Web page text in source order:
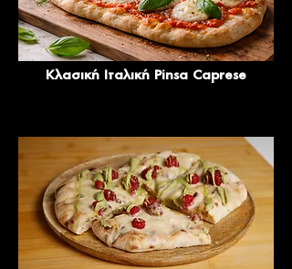
Κλασική Ιταλική Pinsa Caprese